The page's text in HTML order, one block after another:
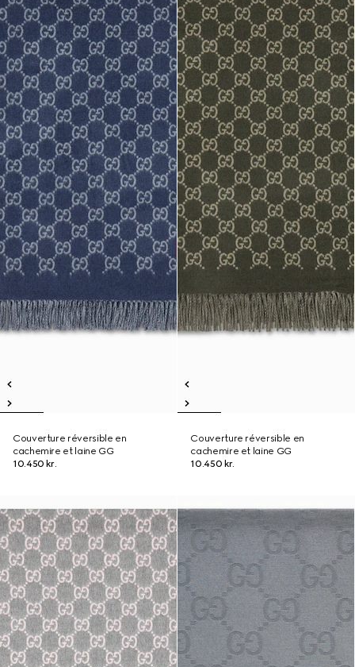
Couverture réversible en
cachemire et laine GG
10.450 kr.
Couverture réversible en
cachemire et laine GG
10.450 kr.